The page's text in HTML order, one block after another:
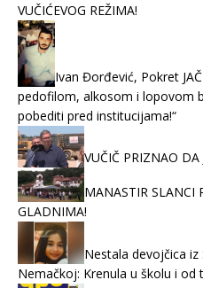
VUČIĆEVOG REŽIMA!
Ivan Đorđević, Pokret
pedofilom, alkosom i lopovom
pobediti pred institucijama!“
VUČIČ PRIZNAO
MANASTIR SLANCI
GLADNIMA!
Nestala devojčica iz
Nemačkoj: Krenula u školu i od